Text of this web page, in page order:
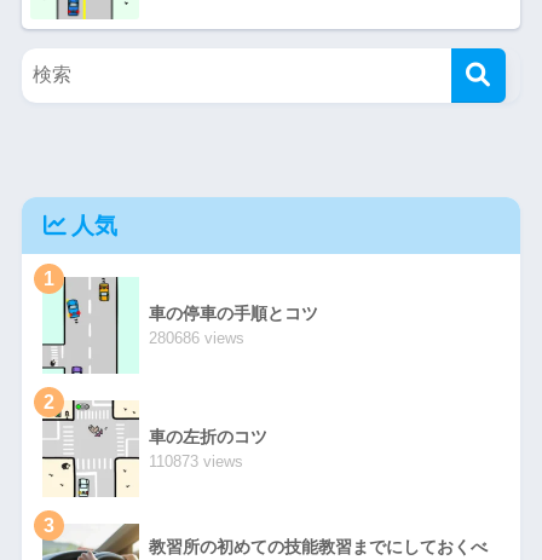
人気
1
車の停車の手順とコツ
280686 views
2
車の左折のコツ
110873 views
3
教習所の初めての技能教習までにしておくべ